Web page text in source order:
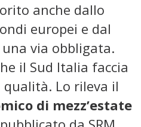
anche dallo
europei e dal
una via obbligata.
il Sud Italia faccia
Lo rileva il
di mezz’estate